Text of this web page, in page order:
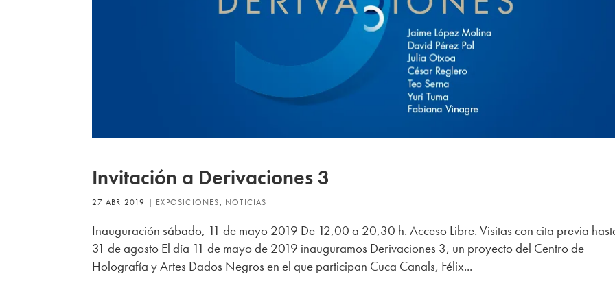
Invitación a Derivaciones 3
27 ABR 2019 | EXPOSICIONES, NOTICIAS
Inauguración sábado, 11 de mayo 2019 De 12,00 a 20,30 h. Acceso Libre. Visitas con cita previa
31 de agosto El día 11 de mayo de 2019 inauguramos Derivaciones 3, un proyecto del Centro de
Holografía y Artes Dados Negros en el que participan Cuca Canals, Félix...